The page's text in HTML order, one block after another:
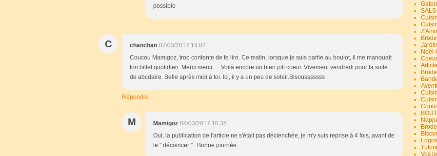
possible
C chanchan 07/03/2017 14:07
Coucou Mamigoz, trop contente de te lire. Ce matin, lorsque je suis partie au boulot, il me manquait
ton billet quotidien. Merci merci..... Voilà encore un bien joli coeur. Vivement vendredi pour la suite
de abcdaire. Belle après midi à toi. Ici, il y a un peu de soleil.Bisousssssss
Répondre
M Mamigoz 08/03/2017 10:35
Oui, la publication de l'article ne s'était pas déclenchée, je m'y suis reprise à 4 fois, avant de
le " décoincer " . Bonne journée
Vos